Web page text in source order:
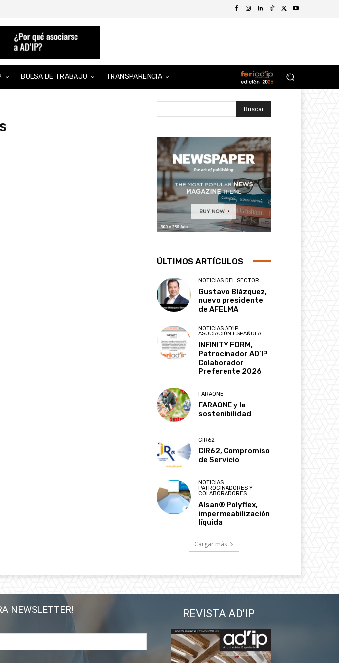
BOLSA DE TRABAJO TRANSPARENCIA
Buscar
ÚLTIMOS ARTÍCULOS
NOTICIAS DEL SECTOR
Gustavo Blázquez,
nuevo presidente
de AFELMA
NOTICIAS AD'IP
ASOCIACIÓN ESPAÑOLA
INFINITY FORM,
Patrocinador AD’IP
Colaborador
Preferente 2026
FARAONE
FARAONE y la
sostenibilidad
CIR62
CIR62, Compromiso
de Servicio
NOTICIAS
PATROCINADORES Y
COLABORADORES
Alsan® Polyflex,
impermeabilización
líquida
Cargar más
NEWSLETTER! REVISTA AD'IP